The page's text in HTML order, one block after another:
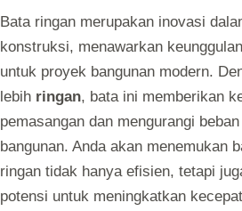
Bata ringan merupakan inovasi
konstruksi, menawarkan
untuk proyek bangunan modern.
lebih ringan, bata ini memberikan
pemasangan dan mengurangi
bangunan. Anda akan menemukan
ringan tidak hanya efisien, tetapi
potensi untuk meningkatkan